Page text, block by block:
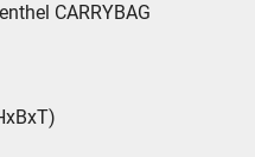
CARRYBAG